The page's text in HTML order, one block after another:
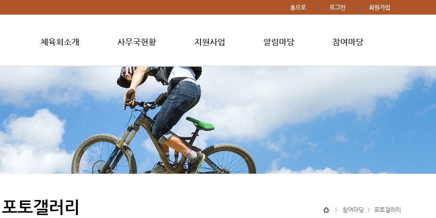
홈으로 로그인 회원가입
체육회소개 사무국현황 지원사업 알림마당 참여마당
포토갤러리 > 참여마당 > 포토갤러리